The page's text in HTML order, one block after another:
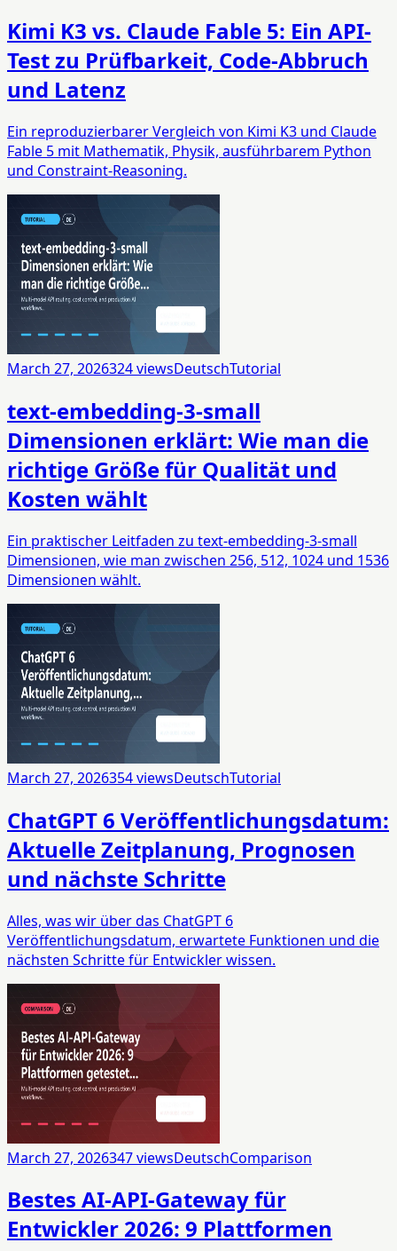
Kimi K3 vs. Claude Fable 5: Ein API-
Test zu Prüfbarkeit, Code-Abbruch
und Latenz
Ein reproduzierbarer Vergleich von Kimi K3 und Claude
Fable 5 mit Mathematik, Physik, ausführbarem Python
und Constraint-Reasoning.
March 27, 2026324viewsDeutschTutorial
text-embedding-3-small
Dimensionen erklärt: Wie man die
richtige Größe für Qualität und
Kosten wählt
Ein praktischer Leitfaden zu text-embedding-3-small
Dimensionen, wie man zwischen 256, 512, 1024 und 1536
Dimensionen wählt.
March 27, 2026354viewsDeutschTutorial
ChatGPT 6 Veröffentlichungsdatum:
Aktuelle Zeitplanung, Prognosen
und nächste Schritte
Alles, was wir über das ChatGPT 6
Veröffentlichungsdatum, erwartete Funktionen und die
nächsten Schritte für Entwickler wissen.
March 27, 2026347viewsDeutschComparison
Bestes AI-API-Gateway für
Entwickler 2026: 9 Plattformen